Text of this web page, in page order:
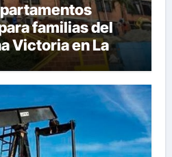
familias del
Victoria en La